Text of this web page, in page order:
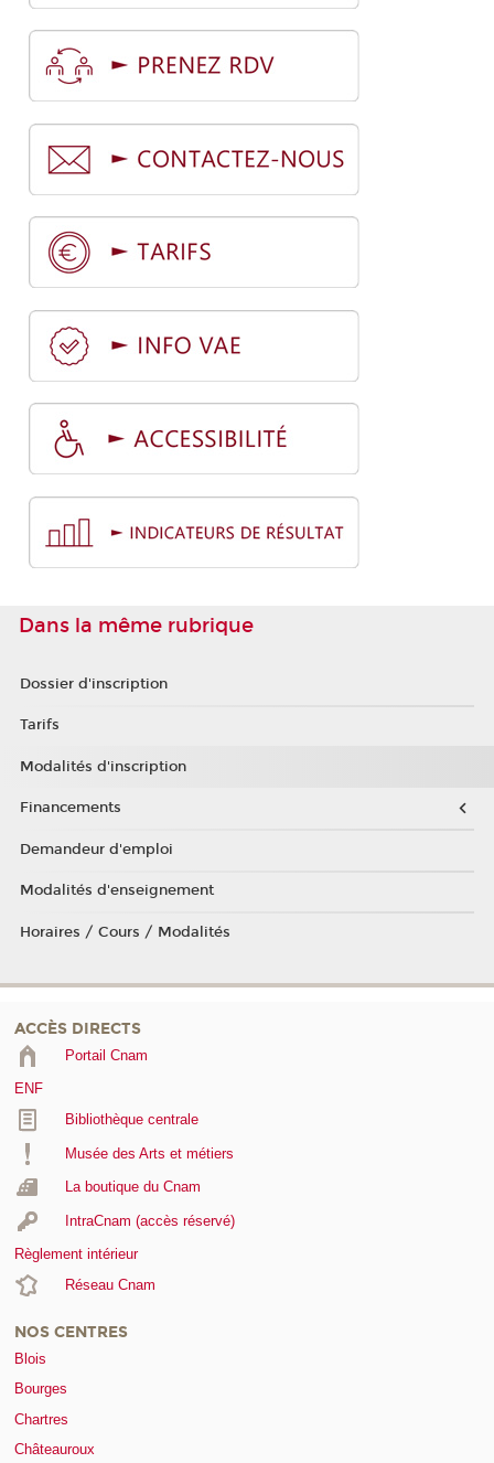
Dans la même rubrique
Dossier d'inscription
Tarifs
Modalités d'inscription
Financements
Demandeur d'emploi
Modalités d'enseignement
Horaires / Cours / Modalités
ACCÈS DIRECTS
Portail Cnam
ENF
Bibliothèque centrale
Musée des Arts et métiers
La boutique du Cnam
IntraCnam (accès réservé)
Règlement intérieur
Réseau Cnam
NOS CENTRES
Blois
Bourges
Chartres
Châteauroux